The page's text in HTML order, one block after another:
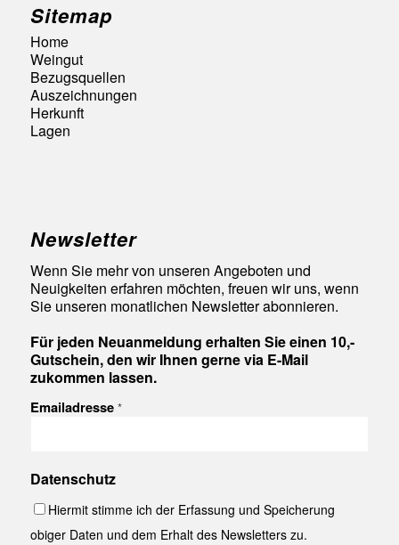
Sitemap
Home
Weingut
Bezugsquellen
Auszeichnungen
Herkunft
Lagen
Newsletter
Wenn Sie mehr von unseren Angeboten und
Neuigkeiten erfahren möchten, freuen wir uns, wenn
Sie unseren monatlichen Newsletter abonnieren.
Für jeden Neuanmeldung erhalten Sie einen 10,-
Gutschein, den wir Ihnen gerne via E-Mail
zukommen lassen.
Emailadresse *
Datenschutz
Hiermit stimme ich der Erfassung und Speicherung
obiger Daten und dem Erhalt des Newsletters zu.